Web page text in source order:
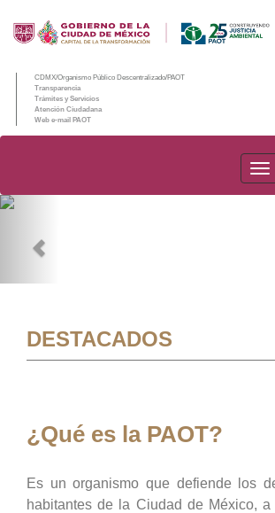
CDMX/Organismo Público Descentralizado/PAOT
Transparencia
Trámites y Servicios
Atención Ciudadana
Web e-mail PAOT
DESTACADOS
¿Qué es la PAOT?
Es un organismo que defiende los
habitantes de la Ciudad de México,